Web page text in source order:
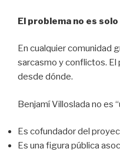
El problema no es
En cualquier comunidad
sarcasmo y conflictos. El
desde dónde.
Benjamí Villoslada no es
Es cofundador del
Es una figura pública